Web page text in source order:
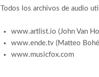
Todos los archivos de audio
www.artlist.io (John Van
www.ende.tv (Matteo
www.musicfox.com